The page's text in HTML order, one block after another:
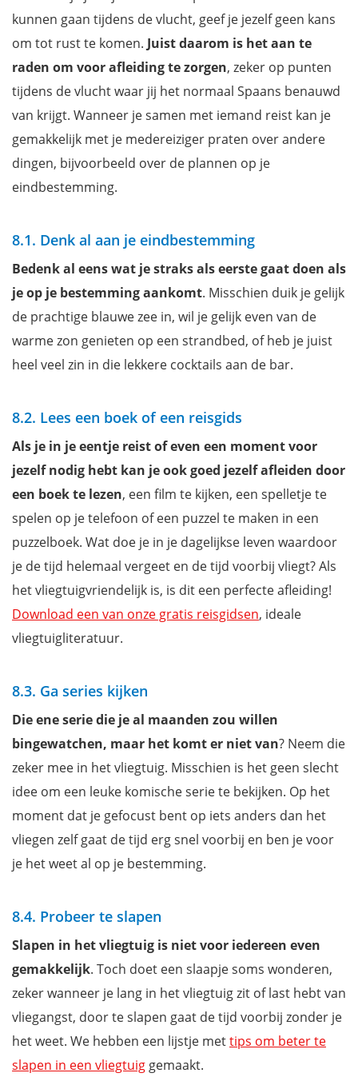
kunnen gaan tijdens de vlucht, geef je jezelf geen kans
om tot rust te komen. Juist daarom is het aan te
raden om voor afleiding te zorgen, zeker op punten
tijdens de vlucht waar jij het normaal Spaans benauwd
van krijgt. Wanneer je samen met iemand reist kan je
gemakkelijk met je medereiziger praten over andere
dingen, bijvoorbeeld over de plannen op je
eindbestemming.
8.1. Denk al aan je eindbestemming
Bedenk al eens wat je straks als eerste gaat doen als
je op je bestemming aankomt. Misschien duik je gelijk
de prachtige blauwe zee in, wil je gelijk even van de
warme zon genieten op een strandbed, of heb je juist
heel veel zin in die lekkere cocktails aan de bar.
8.2. Lees een boek of een reisgids
Als je in je eentje reist of even een moment voor
jezelf nodig hebt kan je ook goed jezelf afleiden door
een boek te lezen, een film te kijken, een spelletje te
spelen op je telefoon of een puzzel te maken in een
puzzelboek. Wat doe je in je dagelijkse leven waardoor
je de tijd helemaal vergeet en de tijd voorbij vliegt? Als
het vliegtuigvriendelijk is, is dit een perfecte afleiding!
Download een van onze gratis reisgidsen, ideale
vliegtuigliteratuur.
8.3. Ga series kijken
Die ene serie die je al maanden zou willen
bingewatchen, maar het komt er niet van? Neem die
zeker mee in het vliegtuig. Misschien is het geen slecht
idee om een leuke komische serie te bekijken. Op het
moment dat je gefocust bent op iets anders dan het
vliegen zelf gaat de tijd erg snel voorbij en ben je voor
je het weet al op je bestemming.
8.4. Probeer te slapen
Slapen in het vliegtuig is niet voor iedereen even
gemakkelijk. Toch doet een slaapje soms wonderen,
zeker wanneer je lang in het vliegtuig zit of last hebt van
vliegangst, door te slapen gaat de tijd voorbij zonder je
het weet. We hebben een lijstje mettips om beter te
slapen in een vliegtuig gemaakt.